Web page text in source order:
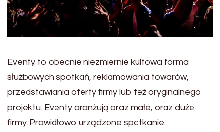
Eventy to obecnie niezmiernie kultowa forma
służbowych spotkań, reklamowania towarów,
przedstawiania oferty firmy lub też oryginalnego
projektu. Eventy aranżują oraz małe, oraz duże
firmy. Prawidłowo urządzone spotkanie